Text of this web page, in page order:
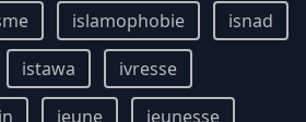
islamophobie
isnad
istawa
ivresse
jeune
jeunesse